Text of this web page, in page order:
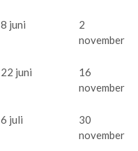
8 juni
2
november
22 juni
16
november
6 juli
30
november